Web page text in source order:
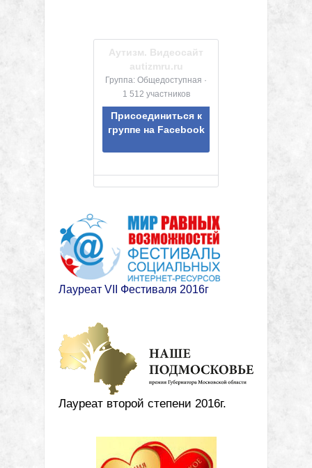
Аутизм. Видеосайт
autizmru.ru
Группа: Общедоступная ·
1 512 участников
Присоединиться к
группе на Facebook
Лауреат VII Фестиваля 2016г
Лауреат второй степени 2016г.